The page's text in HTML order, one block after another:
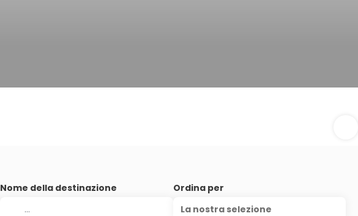
Nome della destinazione
Ordina per
La nostra selezione